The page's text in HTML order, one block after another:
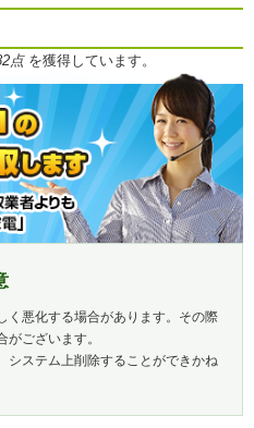
点を獲得しています。
く悪化する場合があります。その際
ございます。
システム上削除することができかね